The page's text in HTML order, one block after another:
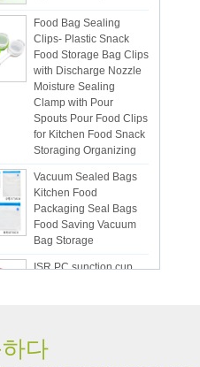
Food Bag Sealing
Clips- Plastic Snack
Food Storage Bag Clips
with Discharge Nozzle
Moisture Sealing
Clamp with Pour
Spouts Pour Food Clips
for Kitchen Food Snack
Storaging Organizing
Vacuum Sealed Bags
Kitchen Food
Packaging Seal Bags
Food Saving Vacuum
Bag Storage
ISR PC sunction cup
over-molding respirator
다